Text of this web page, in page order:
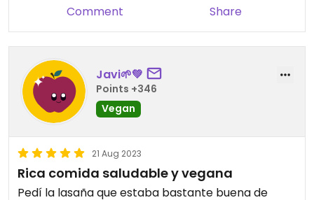
Comment Share
Javi🌱💚
Points +346
Vegan
21 Aug 2023
Rica comida saludable y vegana
Pedí la lasaña que estaba bastante buena de